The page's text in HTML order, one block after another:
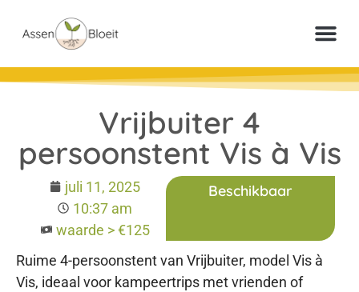
Vrijbuiter 4
persoonstent Vis à Vis
Beschikbaar
juli 11, 2025
10:37 am
waarde > €125
Ruime 4-persoonstent van Vrijbuiter, model Vis à
Vis, ideaal voor kampeertrips met vrienden of